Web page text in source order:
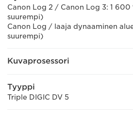
Canon Log 2 / Canon Log 3: 1 600
suurempi)
Canon Log / laaja dynaaminen
suurempi)
Kuvaprosessori
Tyyppi
Triple DIGIC DV 5